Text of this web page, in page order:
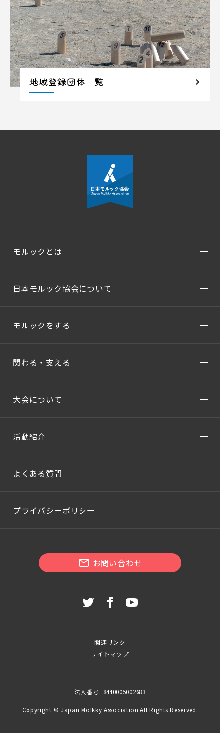
地域登録団体一覧
モルックとは
日本モルック協会について
モルックをする
関わる・支える
大会について
活動紹介
よくある質問
プライバシーポリシー
お問い合わせ
関連リンク
サイトマップ
法人番号: 8440005002683
Copyright © Japan Mölkky Association All Rights Reserved.